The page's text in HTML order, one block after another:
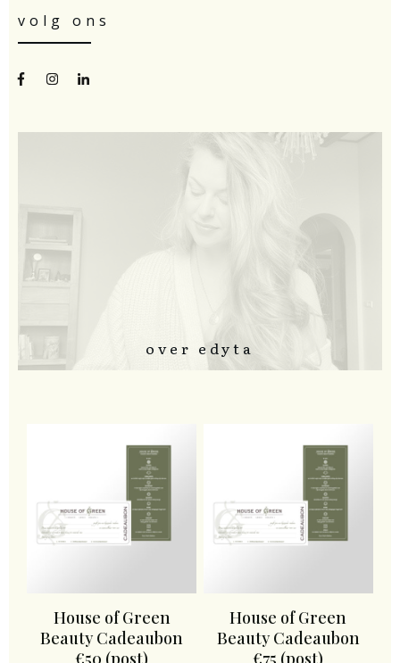
volg ons
over edyta
House of Green
Beauty Cadeaubon
€50 (post)
House of Green
Beauty Cadeaubon
€75 (post)